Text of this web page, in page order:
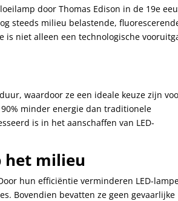
door Thomas Edison in de 19e
steeds milieu belastende,
is niet alleen een technologische
waardoor ze een ideale keuze zijn
minder energie dan traditionele
is in het aanschaffen van LED-
het milieu
hun efficiëntie verminderen LED-
Bovendien bevatten ze geen gevaarlijke